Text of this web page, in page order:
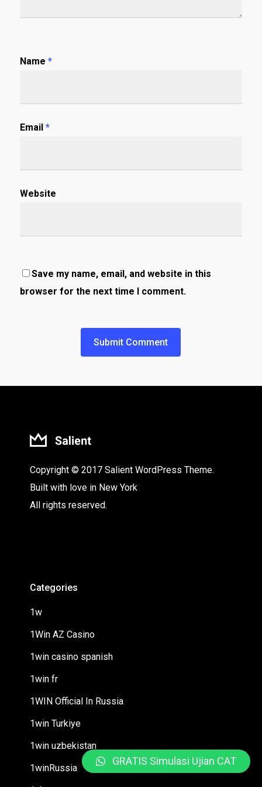
Name *
Email *
Website
Save my name, email, and website in this
browser for the next time I comment.
Copyright © 2017 Salient WordPress Theme.
Built with love in New York
All rights reserved.
Categories
1w
1Win AZ Casino
1win casino spanish
1win fr
1WIN Official In Russia
1win Turkiye
1win uzbekistan
1winRussia
GRATIS Simulasi Ujian CAT